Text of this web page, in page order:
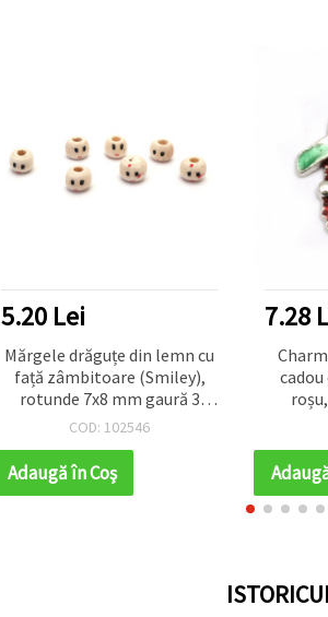
5.20 Lei
Mărgele drăguțe din lemn cu
față zâmbitoare (Smiley),
rotunde 7x8 mm gaură 3
mm– perfecte pentru
& DIY creativ, lemn natural,
set de 50 bucăți
COD: 102546
Adaugă în Coş
7.28
cadou
5